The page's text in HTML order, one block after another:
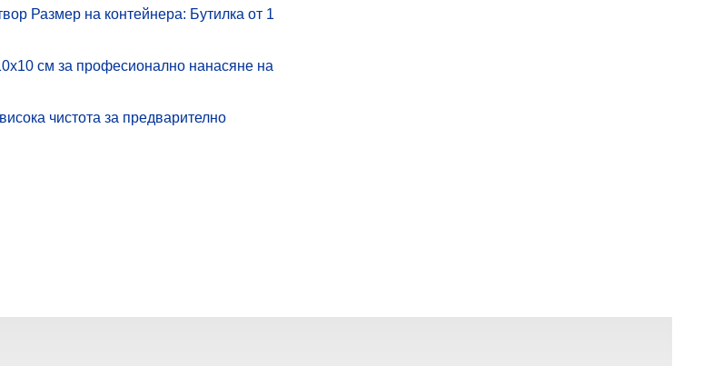
Размер на контейнера: Бутилка от 1
см за професионално нанасяне на
чистота за предварително